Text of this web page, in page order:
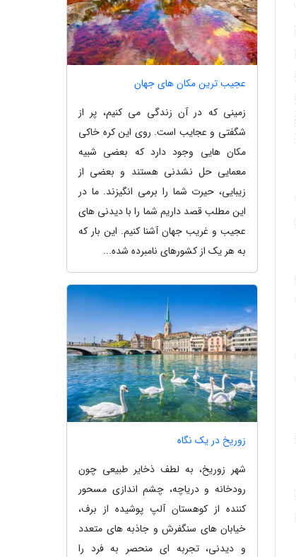
عجیب ترین مکان های جهان
زمینی که در آن زندگی می کنیم، پر از
شگفتی و عجایب است. روی این کره خاکی
مکان هایی وجود دارد که بعضی شبیه
معمایی حل نشدنی هستند و بعضی از
زیبایی، حیرت شما را برمی انگیزند. ما در
این مطلب قصد داریم شما را با دیدنی های
عجیب و غریب جهان آشنا کنیم. این بار که
به هر یک از کشورهای نامبرده شده...
زوریخ در یک نگاه
شهر زوریخ، به لطف ذخایر طبیعی چون
رودخانه و دریاچه، چشم اندازی مسحور
کننده از کوهستان آلپ پوشیده از برف،
خیابان های سنگفرش و جاذبه های متعدد
و دیدنی، تجربه ای منحصر به فرد را